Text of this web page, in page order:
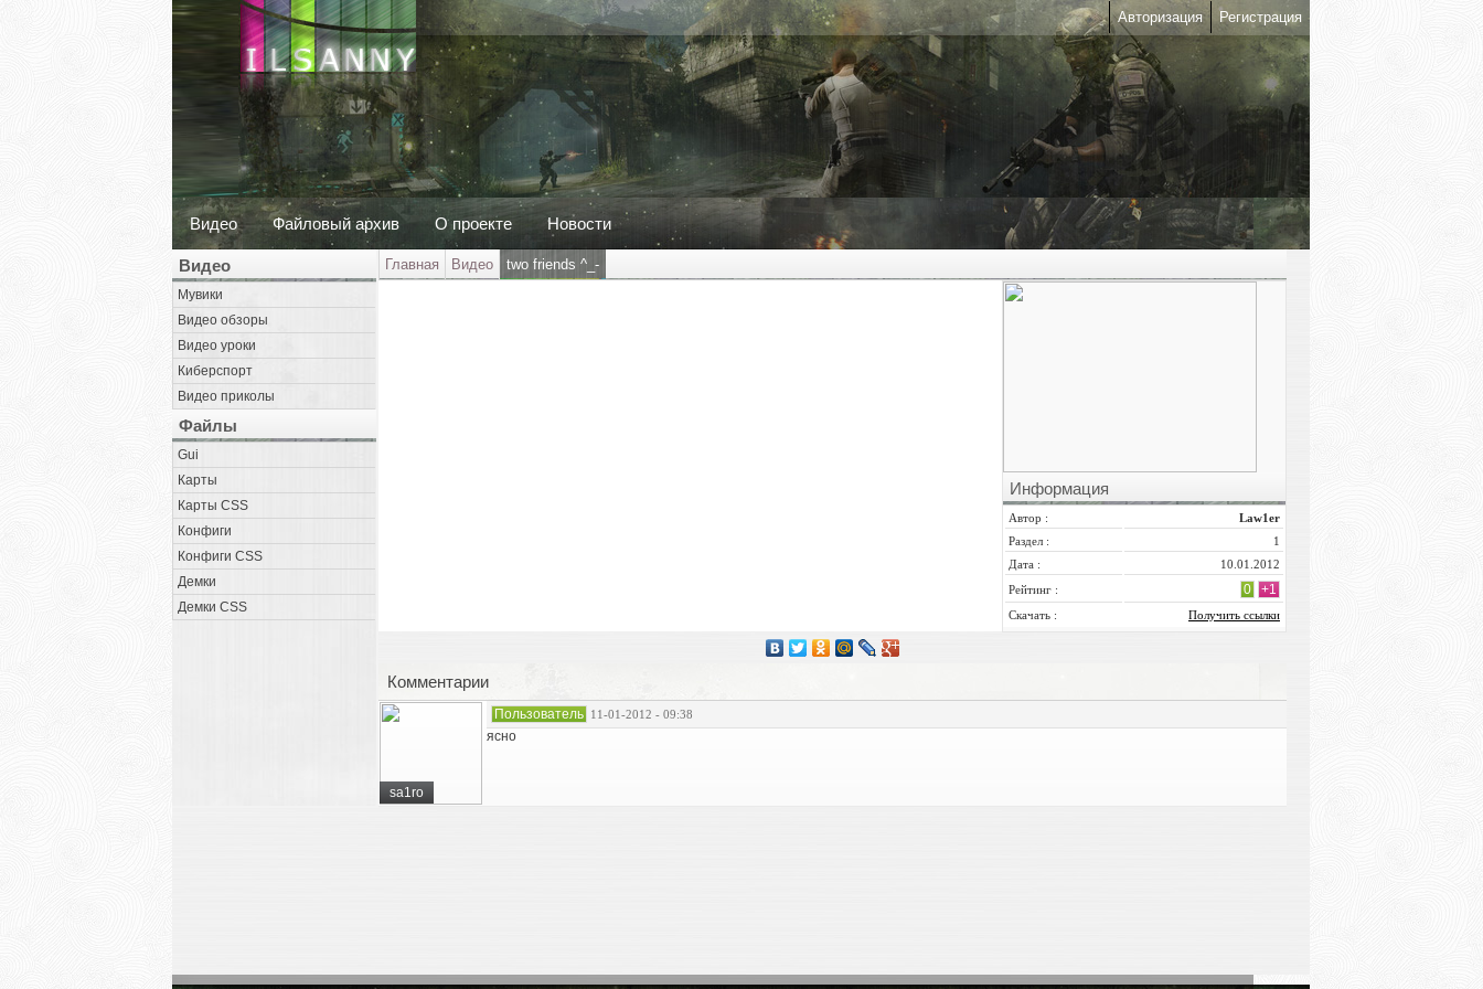
Авторизация Регистрация
Видео Файловый архив О проекте Новости
Видео
Мувики
Видео обзоры
Видео уроки
Киберспорт
Видео приколы
Файлы
Gui
Карты
Карты CSS
Конфиги
Конфиги CSS
Демки
Демки CSS
Главная Видео two friends ^_-
Информация
Автор :
Law1er
Раздел :
1
Дата :
10.01.2012
Рейтинг :
0 +1
Скачать : Получить ссылки
Комментарии
sa1ro
Пользователь 11-01-2012 - 09:38
ясно